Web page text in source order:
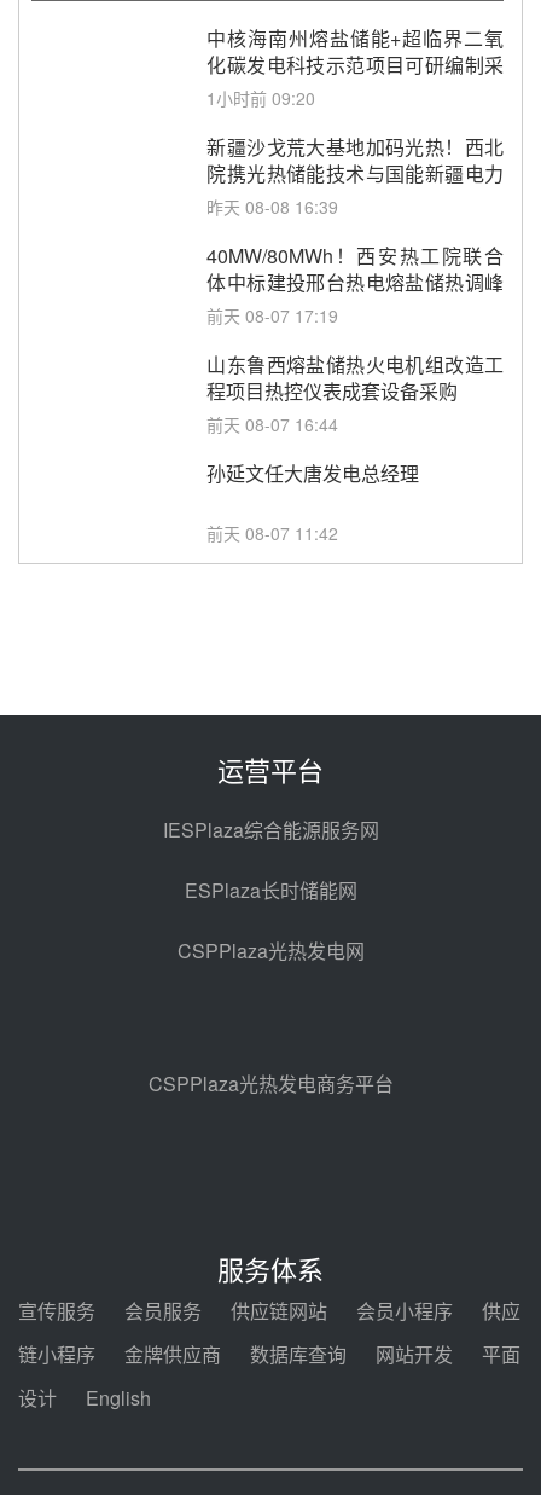
中核海南州熔盐储能+超临界二氧
化碳发电科技示范项目可研编制采
购
1小时前 09:20
新疆沙戈荒大基地加码光热！西北
院携光热储能技术与国能新疆电力
深化战略合作
昨天 08-08 16:39
40MW/80MWh！西安热工院联合
体中标建投邢台热电熔盐储热调峰
调频改造EPC项目
前天 08-07 17:19
山东鲁西熔盐储热火电机组改造工
程项目热控仪表成套设备采购
前天 08-07 16:44
孙延文任大唐发电总经理
前天 08-07 11:42
120MW级高导热空冷发电机通过
目熔盐储罐采购
中国电建中南院吉西基地鲁固直流
08-06 10:49
采购
08-05 17:20
地100MW光热发电工程EPC总承
包项目熔盐介质超声波流量计采购
节点突破！独山子石化光伏熔盐储
能示范项目电加热器厂房顺利封顶
电机组灵活性改造项目三元液态盐
运营平台
IESPlaza综合能源服务网
ESPlaza长时储能网
CSPPlaza光热发电网
CSPPlaza光热发电商务平台
服务体系
宣传服务 会员服务 供应链网站 会员小程序
供应
链小程序
金牌供应商 数据库查询 网站开发
平面
设计
English